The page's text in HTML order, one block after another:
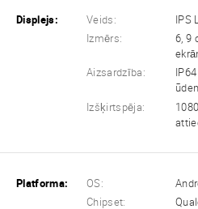
Displejs: Veids:
IPS
Izmērs:
6, 9
Aizsardzība:
Izšķirtspēja:
Platforma: OS:
Chipset: